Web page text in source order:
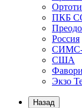
ПКБ
Россия
США
Экзо
Назад